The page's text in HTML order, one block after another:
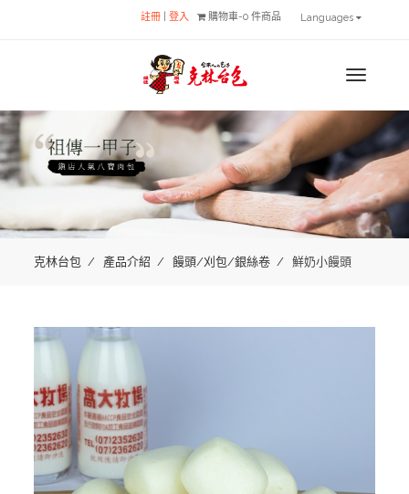
註冊 登入 購物車-0 件商品 Languages
MENU
克林台包 產品介紹 饅頭/刈包/銀絲卷 鮮奶小饅頭